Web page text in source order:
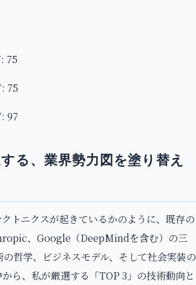
75
75
97
る、業界勢力図を塗り替え
トニクスが起きているかのように、既存の
、Google（DeepMindを含む）の三
哲学、ビジネスモデル、そして社会実装の
ら、私が厳選する「TOP 3」の技術動向と